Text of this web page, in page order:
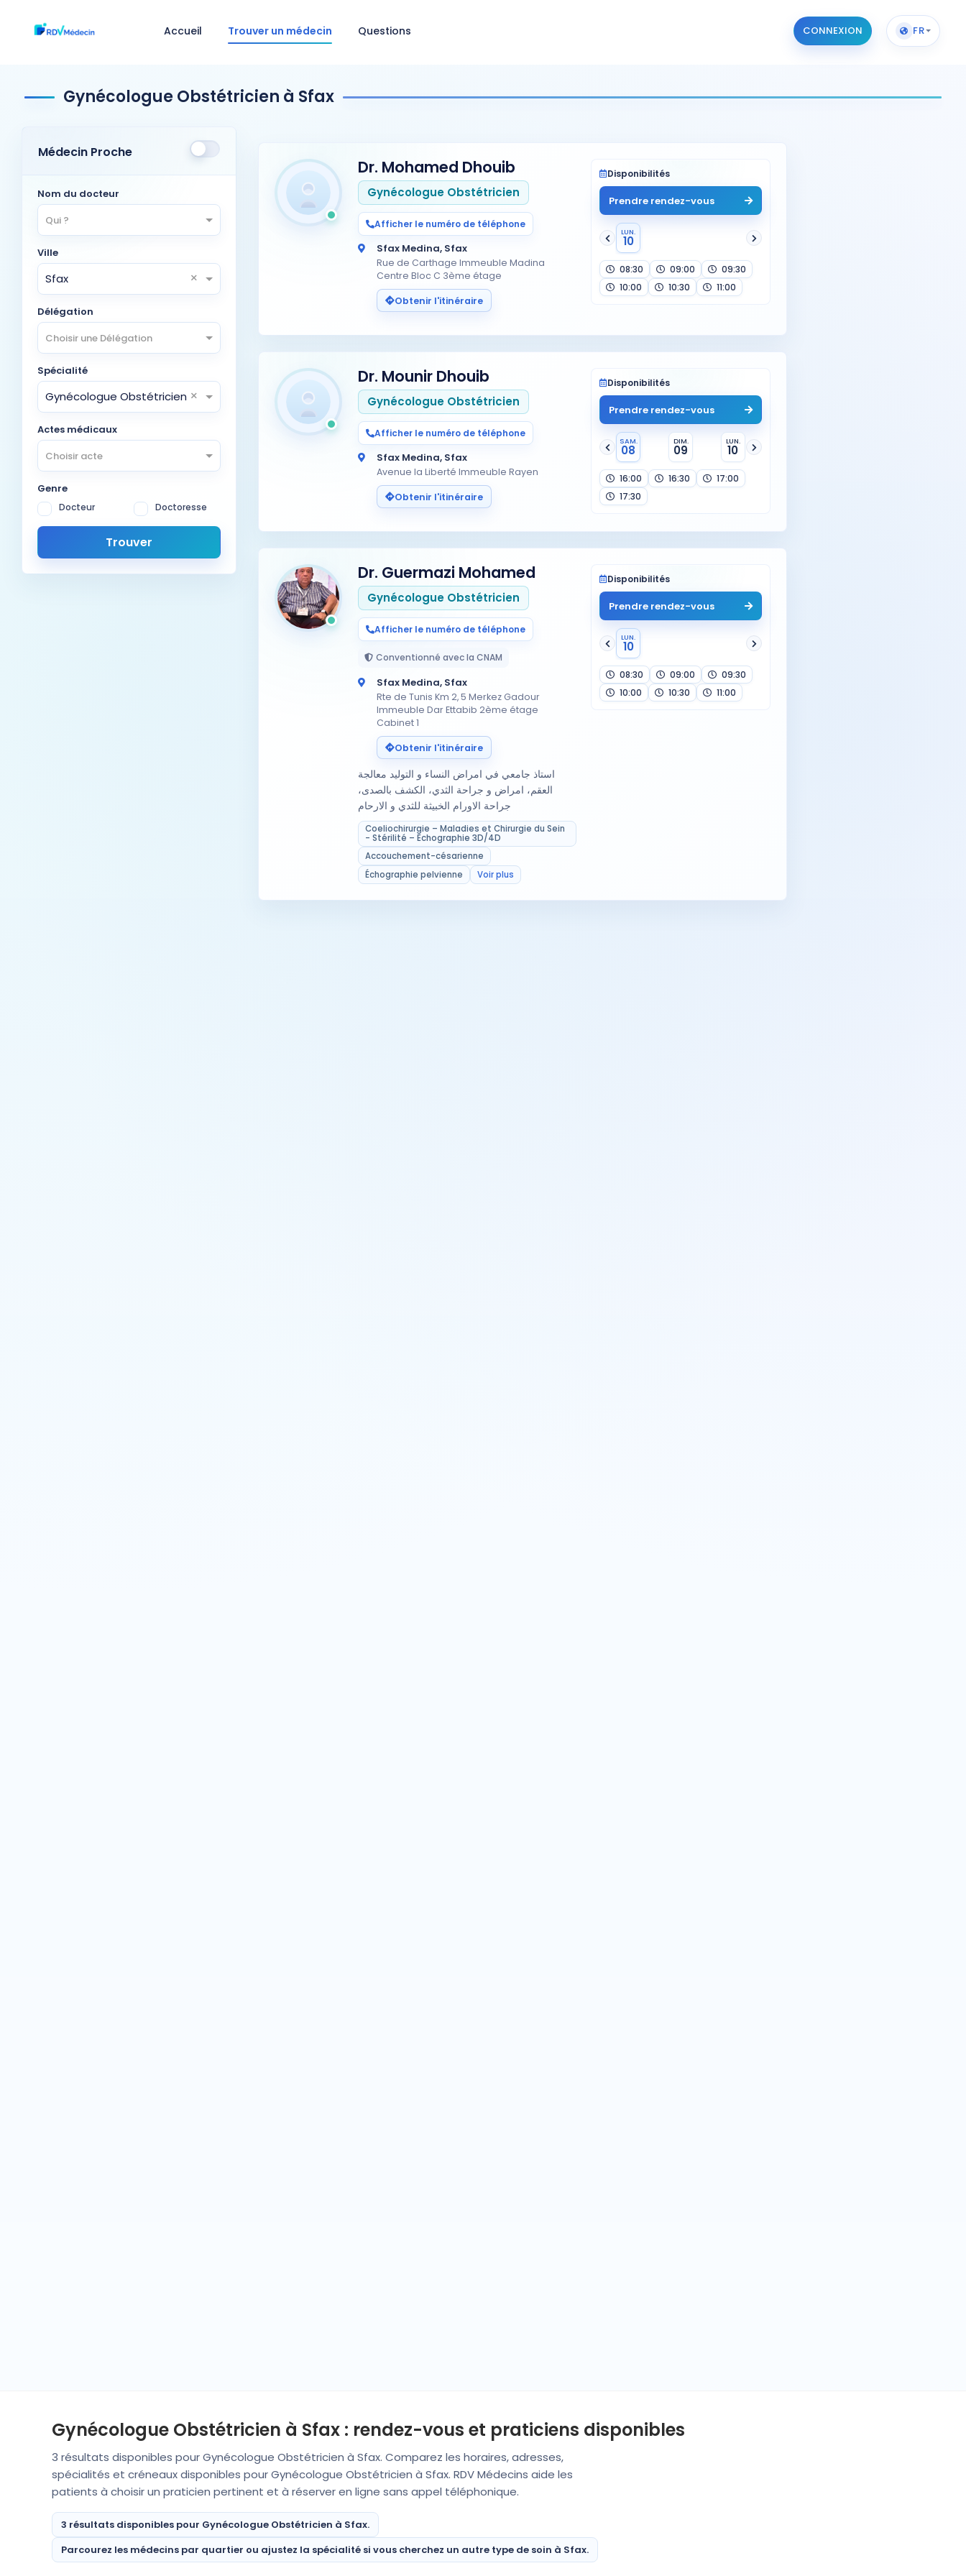
Accueil Trouver un médecin Questions CONNEXION FR
Gynécologue Obstétricien à Sfax
Médecin Proche
Nom du docteur
Qui ?
Ville
Sfax ×
Délégation
Choisir une Délégation
Spécialité
Gynécologue Obstétricien ×
Actes médicaux
Choisir acte
Genre
Docteur Doctoresse
Trouver
Dr. Mohamed Dhouib
Gynécologue Obstétricien
Afficher le numéro de téléphone
Sfax Medina, Sfax
Rue de Carthage Immeuble Madina
Centre Bloc C 3ème étage
Obtenir l'itinéraire
Disponibilités
Prendre rendez-vous
LUN.
10
08:30 09:00
09:30
10:00
10:30 11:00
Dr. Mounir Dhouib
Gynécologue Obstétricien
Afficher le numéro de téléphone
Sfax Medina, Sfax
Avenue la Liberté Immeuble Rayen
Obtenir l'itinéraire
Disponibilités
Prendre rendez-vous
SAM.
08
DIM.
09
LUN.
10
16:00 16:30
17:00
17:30
Dr. Guermazi Mohamed
Gynécologue Obstétricien
Afficher le numéro de téléphone
Conventionné avec la CNAM
Sfax Medina, Sfax
Rte de Tunis Km 2, 5 Merkez Gadour
Immeuble Dar Ettabib 2ème étage
Cabinet 1
Obtenir l'itinéraire
استاذ جامعي في امراض النساء و التوليد معالجة
العقم، امراض و جراحة الثدي، الكشف بالصدى،
جراحة الاورام الخبيثة للثدي و الارحام
Coeliochirurgie – Maladies et Chirurgie du Sein
- Stérilité – Echographie 3D/4D
Accouchement-césarienne
Échographie pelvienne
Voir plus
Disponibilités
Prendre rendez-vous
LUN.
10
08:30 09:00
09:30
10:00
10:30 11:00
Gynécologue Obstétricien à Sfax : rendez-vous et praticiens disponibles
3 résultats disponibles pour Gynécologue Obstétricien à Sfax. Comparez les horaires, adresses,
spécialités et créneaux disponibles pour Gynécologue Obstétricien à Sfax. RDV Médecins aide les
patients à choisir un praticien pertinent et à réserver en ligne sans appel téléphonique.
3 résultats disponibles pour Gynécologue Obstétricien à Sfax.
Parcourez les médecins par quartier ou ajustez la spécialité si vous cherchez un autre type de soin à Sfax.